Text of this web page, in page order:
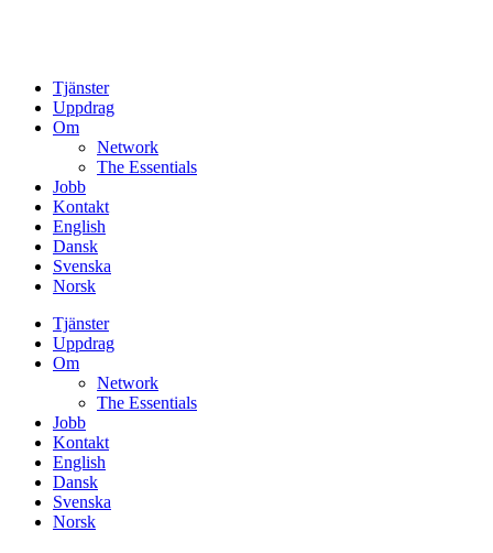
Tjänster
Uppdrag
Om
Network
The Essentials
Jobb
Kontakt
English
Dansk
Svenska
Norsk
Tjänster
Uppdrag
Om
Network
The Essentials
Jobb
Kontakt
English
Dansk
Svenska
Norsk